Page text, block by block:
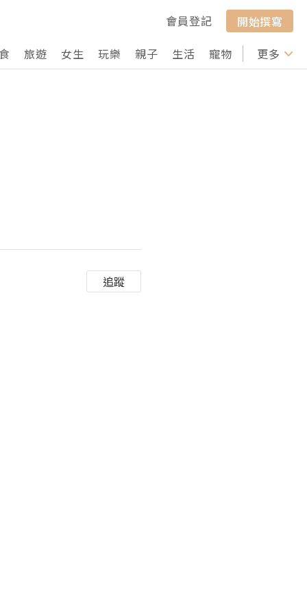
會員登記
開始撰寫
旅遊 女生 玩樂 親子 生活 寵物 行山 打卡
更多
追蹤